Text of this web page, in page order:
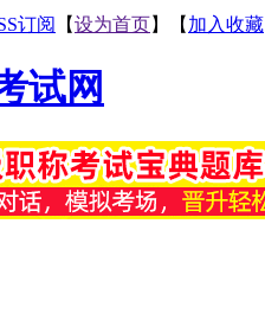
订阅 【设为首页】【 加入收藏